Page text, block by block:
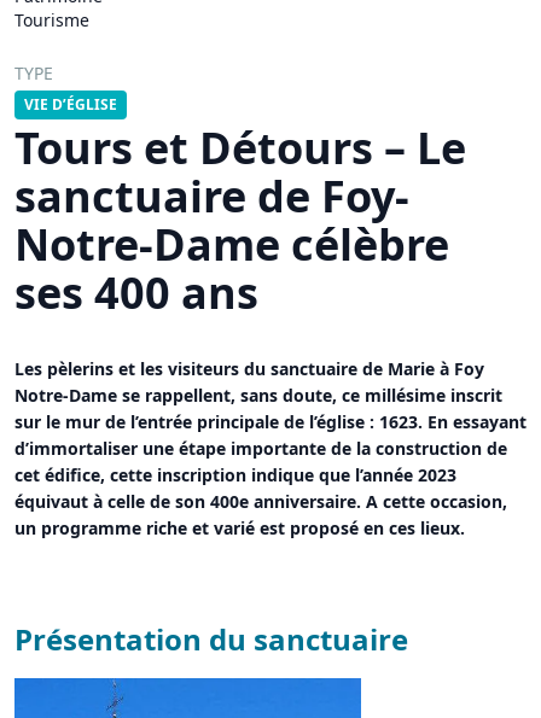
Tourisme
TYPE
VIE D’ÉGLISE
Tours et Détours – Le
sanctuaire de Foy-
Notre-Dame célèbre
ses 400 ans
Les pèlerins et les visiteurs du sanctuaire de Marie à Foy
Notre-Dame se rappellent, sans doute, ce millésime inscrit
sur le mur de l’entrée principale de l’église : 1623. En essayant
d’immortaliser une étape importante de la construction de
cet édifice, cette inscription indique que l’année 2023
équivaut à celle de son 400e anniversaire. A cette occasion,
un programme riche et varié est proposé en ces lieux.
Présentation du sanctuaire